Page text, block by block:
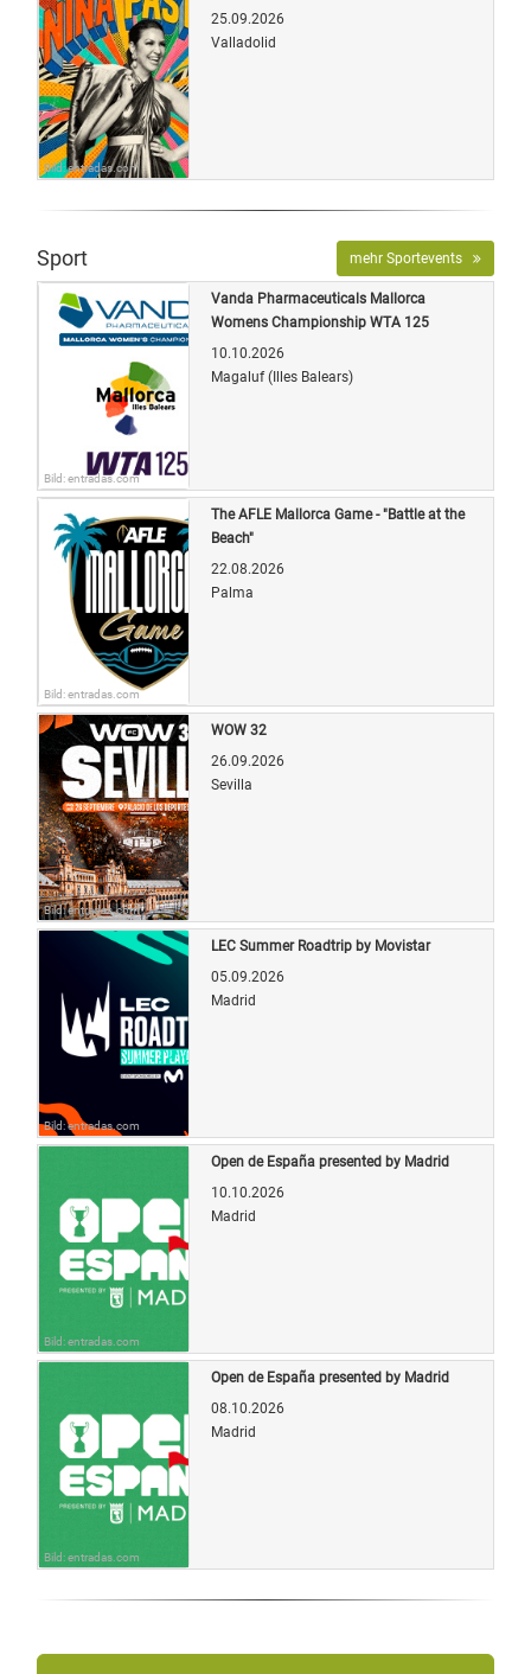
Bild: entradas.com
25.09.2026
Valladolid
Sport mehr Sportevents
Bild: entradas.com
Vanda Pharmaceuticals Mallorca
Womens Championship WTA 125
10.10.2026
Magaluf (Illes Balears)
Bild: entradas.com
The AFLE Mallorca Game - "Battle at the
Beach"
22.08.2026
Palma
Bild: entradas.com
WOW 32
26.09.2026
Sevilla
Bild: entradas.com
LEC Summer Roadtrip by Movistar
05.09.2026
Madrid
Bild: entradas.com
Open de España presented by Madrid
10.10.2026
Madrid
Bild: entradas.com
Open de España presented by Madrid
08.10.2026
Madrid